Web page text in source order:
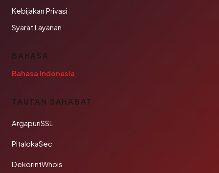
Kebijakan Privasi
Syarat Layanan
BAHASA
Bahasa Indonesia
TAUTAN SAHABAT
ArgapuriSSL
PitalokaSec
DekorintWhois